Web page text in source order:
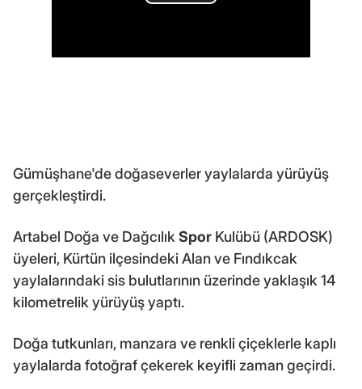
Gümüşhane'de doğaseverler yaylalarda yürüyüş
gerçekleştirdi.
Artabel Doğa ve Dağcılık Spor Kulübü (ARDOSK)
üyeleri, Kürtün ilçesindeki Alan ve Fındıkcak
yaylalarındaki sis bulutlarının üzerinde yaklaşık 14
kilometrelik yürüyüş yaptı.
Doğa tutkunları, manzara ve renkli çiçeklerle kaplı
yaylalarda fotoğraf çekerek keyifli zaman geçirdi.